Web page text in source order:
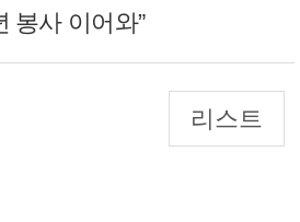
봉사 이어와”
리스트